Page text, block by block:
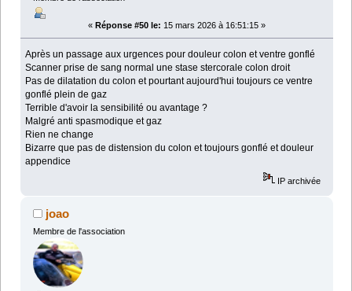
« Réponse #50 le: 15 mars 2026 à 16:51:15 »
Après un passage aux urgences pour douleur colon et ventre gonflé
Scanner prise de sang normal une stase stercorale colon droit
Pas de dilatation du colon et pourtant aujourd'hui toujours ce ventre
gonflé plein de gaz
Terrible d'avoir la sensibilité ou avantage ?
Malgré anti spasmodique et gaz
Rien ne change
Bizarre que pas de distension du colon et toujours gonflé et douleur
appendice
IP archivée
joao
Membre de l'association